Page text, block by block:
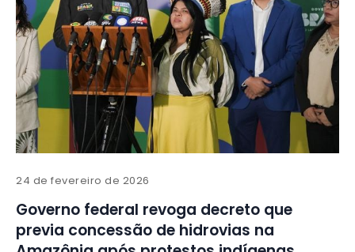
24 de fevereiro de 2026
Governo federal revoga decreto que
previa concessão de hidrovias na